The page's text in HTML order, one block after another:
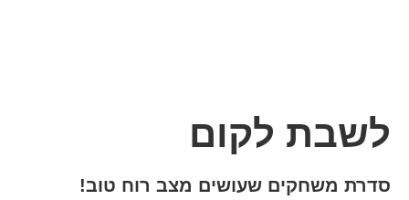
לשבת לקום
סדרת משחקים שעושים מצב רוח טוב!